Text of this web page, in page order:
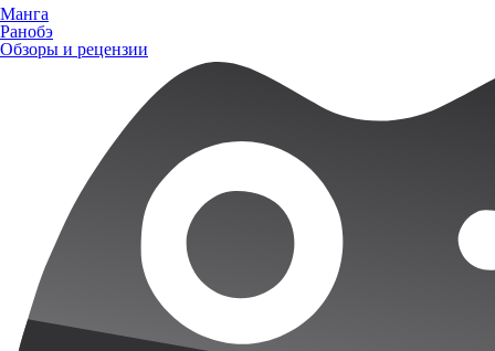
Манга
Ранобэ
Обзоры и рецензии